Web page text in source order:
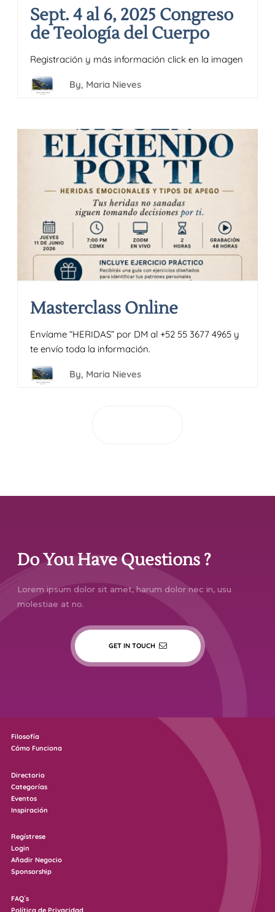
Sept. 4 al 6, 2025 Congreso
de Teología del Cuerpo
Registración y más información click en la imagen
By, Maria Nieves
Masterclass Online
Envíame “HERIDAS” por DM al +52 55 3677 4965 y
te envío toda la información.
By, Maria Nieves
Do You Have Questions ?
Lorem ipsum dolor sit amet, harum dolor nec in, usu
molestiae at no.
GET IN TOUCH
Filosofía
Cómo Funciona
Directorio
Categorías
Eventos
Inspiración
Regístrese
Login
Añadir Negocio
Sponsorship
FAQ´s
Política de Privacidad